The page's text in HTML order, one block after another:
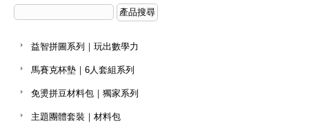
益智拼圖系列｜玩出數學力
馬賽克杯墊｜6人套組系列
免燙拼豆材料包｜獨家系列
主題團體套裝｜材料包